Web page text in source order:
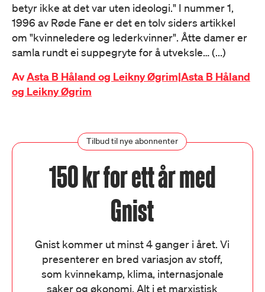
betyr ikke at det var uten ideologi." I nummer 1,
1996 av Røde Fane er det en tolv siders artikkel
om "kvinneledere og lederkvinner". Åtte damer er
samla rundt ei suppegryte for å utveksle… (...)
AvAsta B Håland og Leikny Øgrim|Asta B Håland
og Leikny Øgrim
Tilbud til nye abonnenter
150 kr for ett år med
Gnist
Gnist kommer ut minst 4 ganger i året. Vi
presenterer en bred variasjon av stoff,
som kvinnekamp, klima, internasjonale
saker og økonomi. Alt i et marxistisk